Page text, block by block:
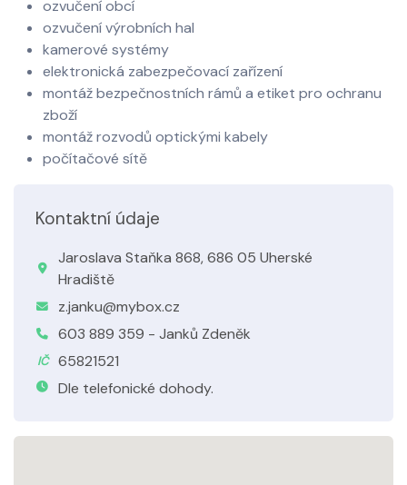
ozvučení obcí
ozvučení výrobních hal
kamerové systémy
elektronická zabezpečovací zařízení
montáž bezpečnostních rámů a etiket pro ochranu
zboží
montáž rozvodů optickými kabely
počítačové sítě
Kontaktní údaje
Jaroslava Staňka 868, 686 05 Uherské
Hradiště
z.janku@mybox.cz
603 889 359 - Janků Zdeněk
IČ
65821521
Dle telefonické dohody.